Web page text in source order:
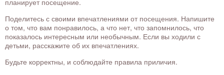
планирует посещение.
Поделитесь с своими впечатлениями от посещения. Напишите
о том, что вам понравилось, а что нет, что запомнилось, что
показалось интересным или необычным. Если вы ходили с
детьми, расскажите об их впечатлениях.
Будьте корректны, и соблюдайте правила приличия.